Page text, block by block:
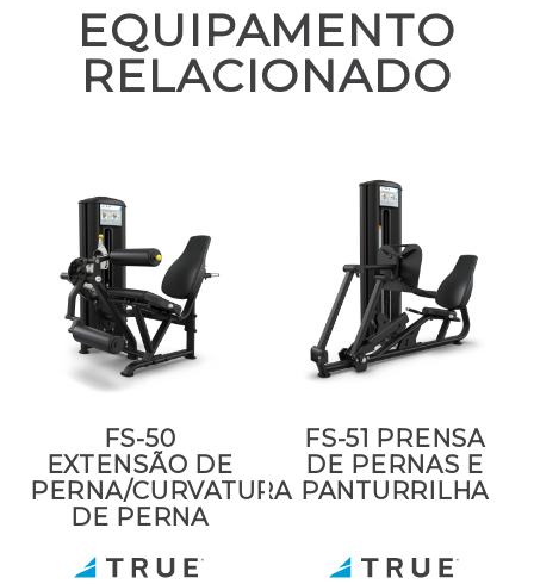
EQUIPAMENTO
RELACIONADO
FS-50
EXTENSÃO DE
PERNA/CURVATURA
DE PERNA
FS-51 PRENSA
DE PERNAS E
PANTURRILHA